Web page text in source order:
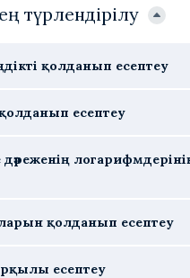
түрлендірілу
қолданып есептеу
есептеу
дәреженің
қолданып есептеу
есептеу